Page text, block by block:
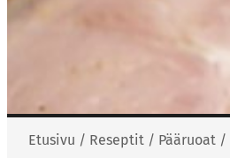
Etusivu / Reseptit / Pääruoat /